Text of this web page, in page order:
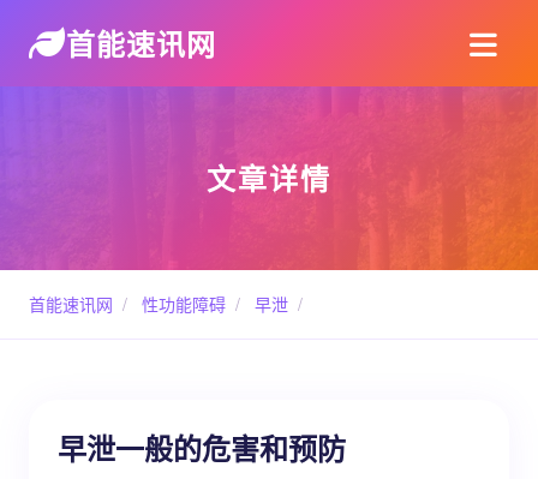
首能速讯网
文章详情
首能速讯网 / 性功能障碍 / 早泄 /
早泄一般的危害和预防